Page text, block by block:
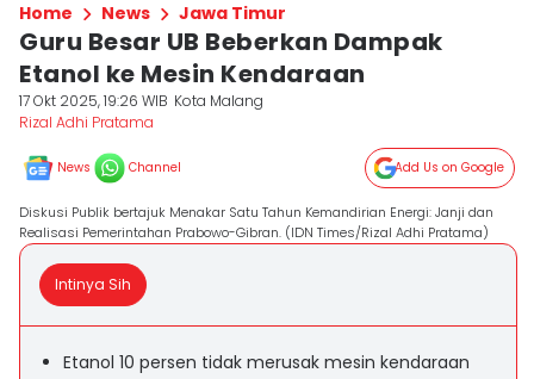
Home News Jawa Timur
Guru Besar UB Beberkan Dampak
Etanol ke Mesin Kendaraan
17 Okt 2025, 19:26 WIB Kota Malang
Rizal Adhi Pratama
News Channel Add Us on Google
Diskusi Publik bertajuk Menakar Satu Tahun Kemandirian Energi: Janji dan
Realisasi Pemerintahan Prabowo-Gibran. (IDN Times/Rizal Adhi Pratama)
Intinya Sih
Etanol 10 persen tidak merusak mesin kendaraan